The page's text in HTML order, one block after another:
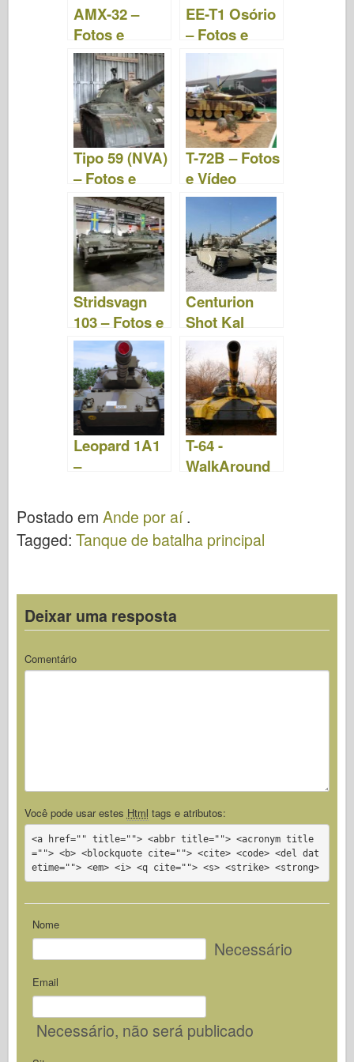
AMX-32 –
Fotos e
Vídeos
EE-T1 Osório
– Fotos e
Vídeos
Tipo 59 (NVA)
– Fotos e
Vídeo
T-72B – Fotos
e Vídeo
Stridsvagn
103 – Fotos e
Vídeo
Centurion
Shot Kal
Dalet -
WalkAround
Leopard 1A1
–
T-64 -
WalkAround
Postado em Ande por aí.
Tagged: Tanque de batalha principal
Deixar uma resposta
Comentário
Você pode usar estes Html tags e atributos:
<a href="" title=""> <abbr title=""> <acronym title
=""> <b> <blockquote cite=""> <cite> <code> <del dat
etime=""> <em> <i> <q cite=""> <s> <strike> <strong>
Nome
Necessário
Email
Necessário, não será publicado